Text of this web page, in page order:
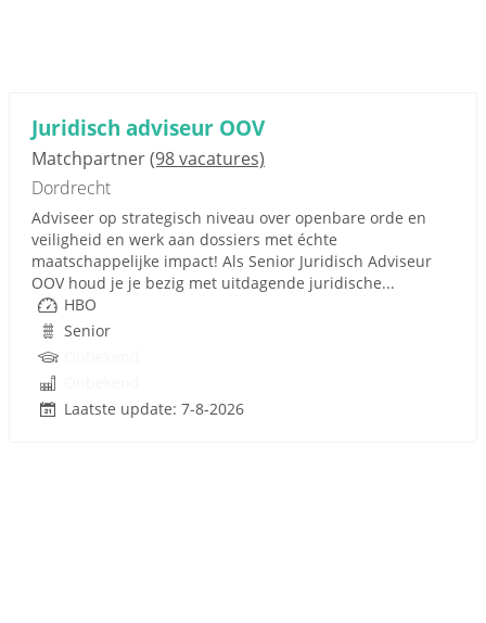
Juridisch adviseur OOV
Matchpartner(98 vacatures)
Dordrecht
Adviseer op strategisch niveau over openbare orde en
veiligheid en werk aan dossiers met échte
maatschappelijke impact! Als Senior Juridisch Adviseur
OOV houd je je bezig met uitdagende juridische...
HBO
Senior
Laatste update: 7-8-2026